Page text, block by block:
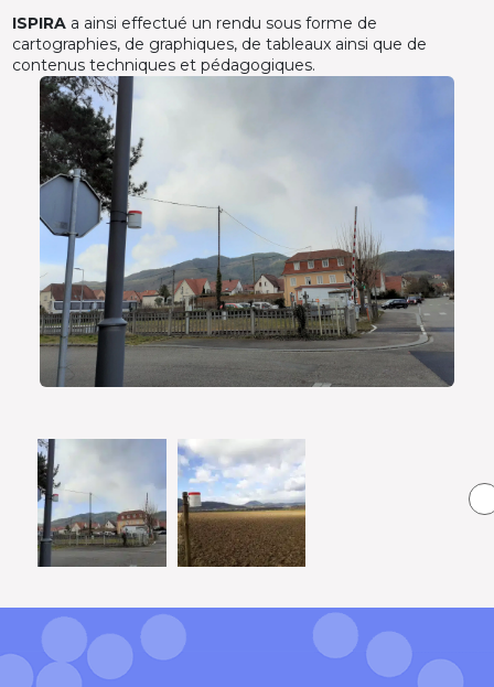
ISPIRA a ainsi effectué un rendu sous forme de
cartographies, de graphiques, de tableaux ainsi que de
contenus techniques et pédagogiques.